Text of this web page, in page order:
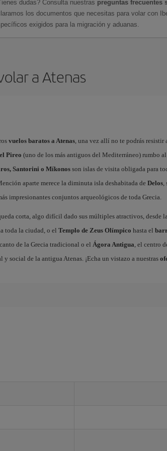
dudas? Consulta nuestras preguntas frecuentes
los documentos que necesitas para volar con
exigidos para la migración y aduanas.
a Atenas
vuelos baratos a Atenas, una vez allí no te podrás resistir
Pireo (uno de los más antiguos del Mediterráneo) rumbo
Santorini o Míkonosson islas de visita obligada para
aparte merece la diminuta isla deshabitada de Delos,
impresionantes conjuntos arqueológicos de toda Grecia.
corta, algo difícil dado sus múltiples atractivos, desde
toda la ciudad, o el Templo de Zeus Olímpico hasta el
de la Grecia tradicional o el Ágora Antigua, el centro
social de la antigua Atenas. ¡Echa un vistazo a nuestras